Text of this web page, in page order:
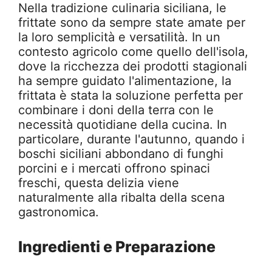
Nella tradizione culinaria siciliana, le
frittate sono da sempre state amate per
la loro semplicità e versatilità. In un
contesto agricolo come quello dell'isola,
dove la ricchezza dei prodotti stagionali
ha sempre guidato l'alimentazione, la
frittata è stata la soluzione perfetta per
combinare i doni della terra con le
necessità quotidiane della cucina. In
particolare, durante l'autunno, quando i
boschi siciliani abbondano di funghi
porcini e i mercati offrono spinaci
freschi, questa delizia viene
naturalmente alla ribalta della scena
gastronomica.
Ingredienti e Preparazione